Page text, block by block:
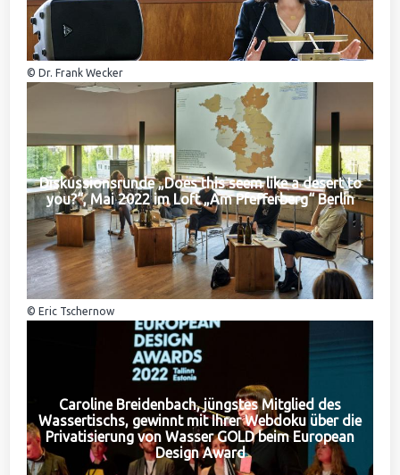
© Dr. Frank Wecker
Diskussionsrunde „Does this seem like a desert to
you?“, Mai 2022 im Loft „Am Pfefferberg“ Berlin
© Eric Tschernow
Caroline Breidenbach, jüngstes Mitglied des
Wassertischs, gewinnt mit Ihrer Webdoku über die
Privatisierung von Wasser GOLD beim European
Design Award